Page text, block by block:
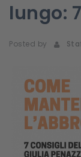
lungo:
Posted by